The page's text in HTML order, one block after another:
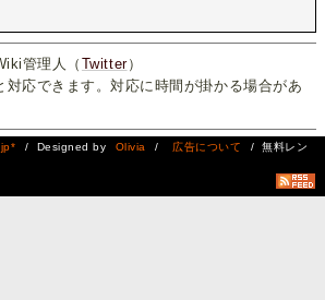
管理人（ Twitter）
対応できます。対応に時間が掛かる場合があ
/ Designed by Olivia / 広告について
/ 無料レン